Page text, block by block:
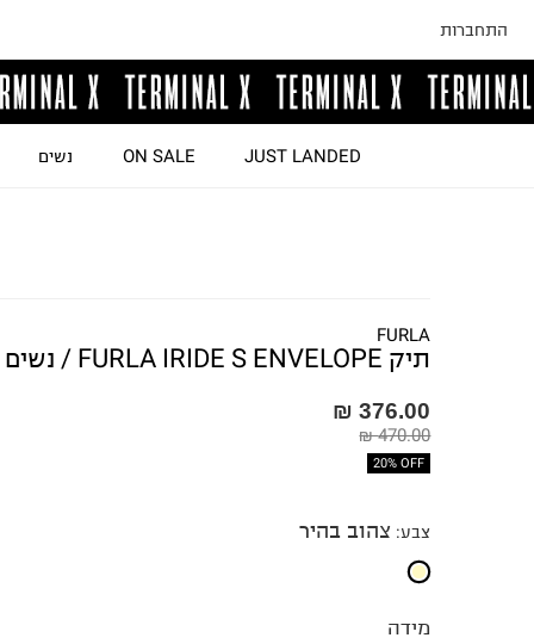
התחברות
JUST LANDED
ON SALE נשים
FURLA
תיק FURLA IRIDE S ENVELOPE / נשים
376.00 ₪
470.00 ₪
20% OFF
צבע: צהוב בהיר
מידה